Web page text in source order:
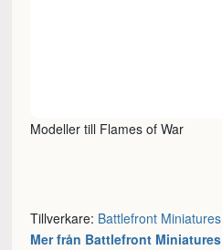
Modeller till Flames of War
Tillverkare: Battlefront Miniatures
Mer från Battlefront Miniatures